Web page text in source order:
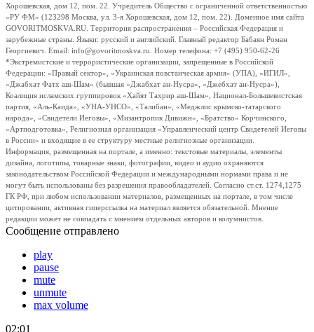
Хорошевская, дом 12, пом. 22. Учредитель Общество с ограниченной ответственностью
«РУ ФМ» (123298 Москва, ул. 3-я Хорошевская, дом 12, пом. 22). Доменное имя сайта
GOVORITMOSKVA.RU. Территория распространения – Российская Федерация и
зарубежные страны. Языки: русский и английский. Главный редактор Бабаян Роман
Георгиевич. Email: info@govoritmoskva.ru. Номер телефона: +7 (495) 950-62-26
*Экстремистские и террористические организации, запрещенные в Российской
Федерации: «Правый сектор», «Украинская повстанческая армия» (УПА), «ИГИЛ»,
«Джабхат Фатх аш-Шам» (бывшая «Джабхат ан-Нусра», «Джебхат ан-Нусра»),
Коалиция исламских группировок «Хайят Тахрир аш-Шам», Национал-Большевистская
партия, «Аль-Каида», «УНА-УНСО», «Талибан», «Меджлис крымско-татарского
народа», «Свидетели Иеговы», «Мизантропик Дивижн», «Братство» Корчинского,
«Артподготовка», Религиозная организация «Управленческий центр Свидетелей Иеговы
в России» и входящие в ее структуру местные религиозные организации.
Информация, размещенная на портале, а именно: текстовые материалы, элементы
дизайна, логотипы, товарные знаки, фотографии, видео и аудио охраняются
законодательством Российской Федерации и международными нормами права и не
могут быть использованы без разрешения правообладателей. Согласно ст.ст. 1274,1275
ГК РФ, при любом использовании материалов, размещенных на портале, в том числе
цитировании, активная гиперссылка на материал является обязательной. Мнение
редакции может не совпадать с мнением отдельных авторов и колумнистов.
Сообщение отправлено
play
pause
mute
unmute
max volume
02:01